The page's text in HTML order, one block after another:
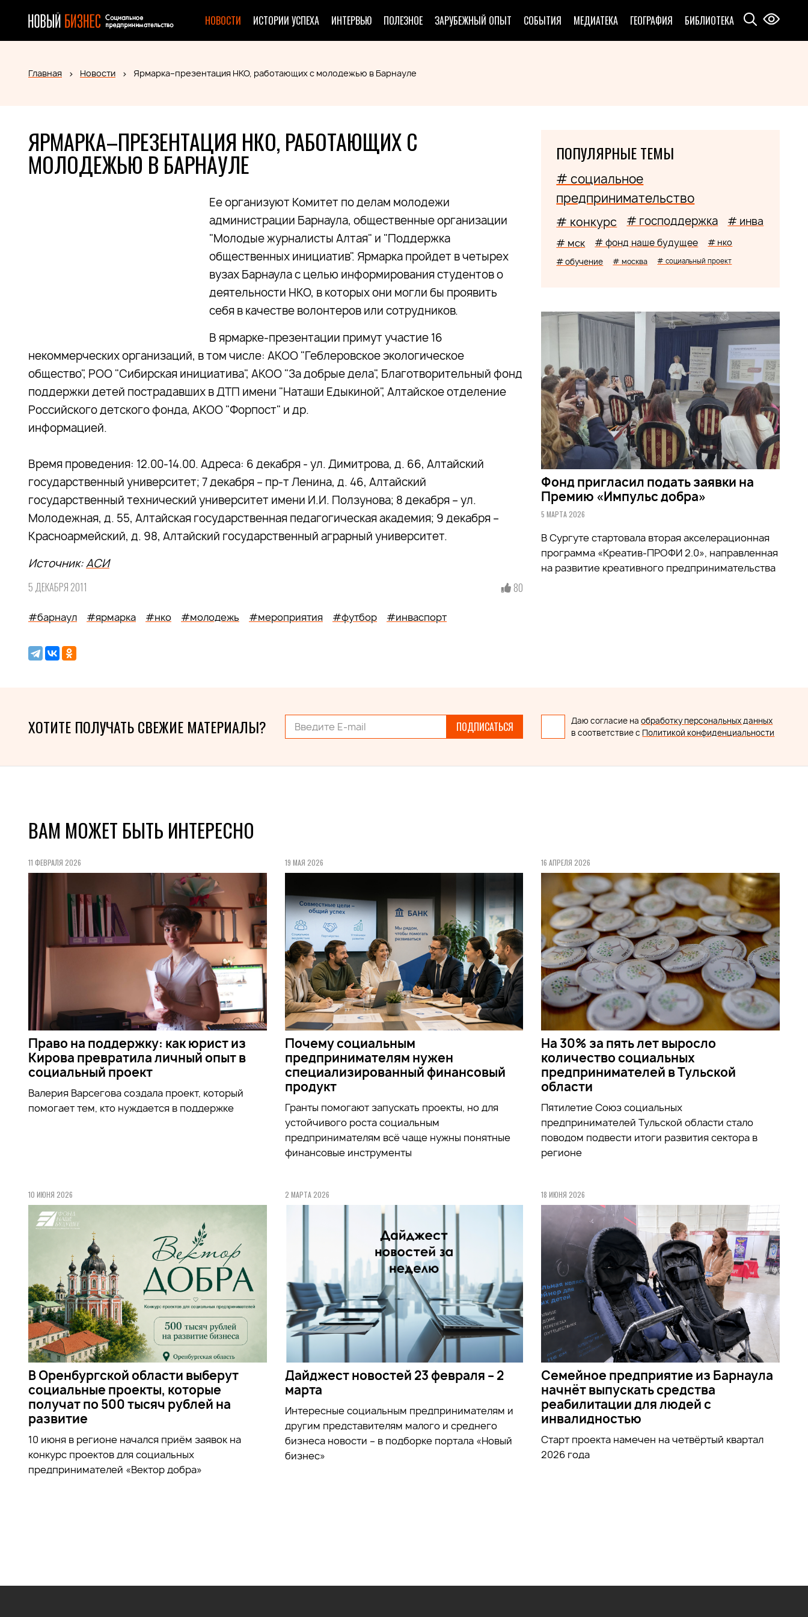
НОВОСТИ ИСТОРИИ УСПЕХА ИНТЕРВЬЮ ПОЛЕЗНОЕ ЗАРУБЕЖНЫЙ ОПЫТ СОБЫТИЯ МЕДИАТЕКА ГЕОГРАФИЯ БИБЛИОТЕКА
Главная Новости Ярмарка–презентация НКО, работающих с молодежью в Барнауле
ЯРМАРКА–ПРЕЗЕНТАЦИЯ НКО, РАБОТАЮЩИХ С
МОЛОДЕЖЬЮ В БАРНАУЛЕ
Ее организуют Комитет по делам молодежи
администрации Барнаула, общественные организации
"Молодые журналисты Алтая" и "Поддержка
общественных инициатив". Ярмарка пройдет в четырех
вузах Барнаула с целью информирования студентов о
деятельности НКО, в которых они могли бы проявить
себя в качестве волонтеров или сотрудников.
В ярмарке-презентации примут участие 16
некоммерческих организаций, в том числе: АКОО "Геблеровское экологическое
общество", РОО "Сибирская инициатива", АКОО "За добрые дела", Благотворительный фонд
поддержки детей пострадавших в ДТП имени "Наташи Едыкиной", Алтайское отделение
Российского детского фонда, АКОО "Форпост" и др.
информацией.
Время проведения: 12.00-14.00. Адреса: 6 декабря - ул. Димитрова, д. 66, Алтайский
государственный университет; 7 декабря – пр-т Ленина, д. 46, Алтайский
государственный технический университет имени И.И. Ползунова; 8 декабря – ул.
Молодежная, д. 55, Алтайская государственная педагогическая академия; 9 декабря –
Красноармейский, д. 98, Алтайский государственный аграрный университет.
Источник:АСИ
5 ДЕКАБРЯ 2011 80
#барнаул #ярмарка #нко #молодежь #мероприятия #футбор #инваспорт
ПОПУЛЯРНЫЕ ТЕМЫ
# социальное
предпринимательство
# конкурс # господдержка # инва
# мск # фонд наше будущее # нко
# обучение # москва # социальный проект
Фонд пригласил подать заявки на
Премию «Импульс добра»
5 МАРТА 2026
В Сургуте стартовала вторая акселерационная
программа «Креатив-ПРОФИ 2.0», направленная
на развитие креативного предпринимательства
ХОТИТЕ ПОЛУЧАТЬ СВЕЖИЕ МАТЕРИАЛЫ? ПОДПИСАТЬСЯ Даю согласие наобработку персональных данных
в соответствие с Политикой конфиденциальности
ВАМ МОЖЕТ БЫТЬ ИНТЕРЕСНО
11 ФЕВРАЛЯ 2026
Право на поддержку: как юрист из
Кирова превратила личный опыт в
социальный проект
Валерия Варсегова создала проект, который
помогает тем, кто нуждается в поддержке
19 МАЯ 2026
Почему социальным
предпринимателям нужен
специализированный финансовый
продукт
Гранты помогают запускать проекты, но для
устойчивого роста социальным
предпринимателям всё чаще нужны понятные
финансовые инструменты
16 АПРЕЛЯ 2026
На 30% за пять лет выросло
количество социальных
предпринимателей в Тульской
области
Пятилетие Союз социальных
предпринимателей Тульской области стало
поводом подвести итоги развития сектора в
регионе
10 ИЮНЯ 2026
В Оренбургской области выберут
социальные проекты, которые
получат по 500 тысяч рублей на
развитие
10 июня в регионе начался приём заявок на
конкурс проектов для социальных
предпринимателей «Вектор добра»
2 МАРТА 2026
Дайджест новостей 23 февраля – 2
марта
Интересные социальным предпринимателям и
другим представителям малого и среднего
бизнеса новости – в подборке портала «Новый
бизнес»
18 ИЮНЯ 2026
Семейное предприятие из Барнаула
начнёт выпускать средства
реабилитации для людей с
инвалидностью
Старт проекта намечен на четвёртый квартал
2026 года